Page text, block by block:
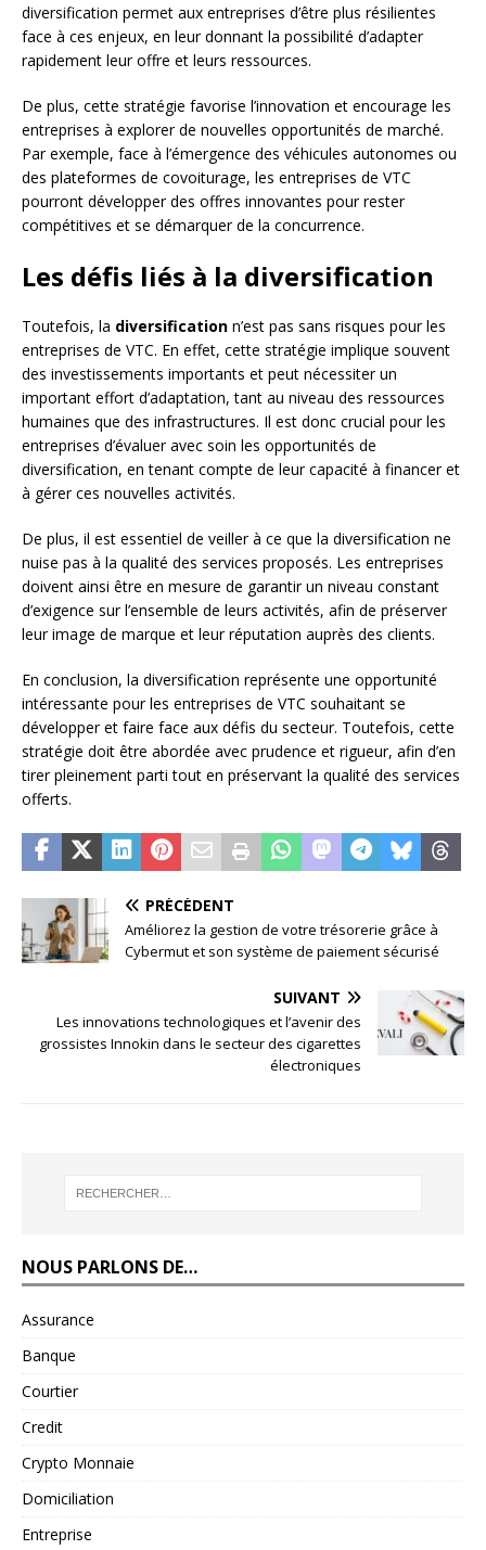
diversification permet aux entreprises d’être plus résilientes
face à ces enjeux, en leur donnant la possibilité d’adapter
rapidement leur offre et leurs ressources.
De plus, cette stratégie favorise l’innovation et encourage les
entreprises à explorer de nouvelles opportunités de marché.
Par exemple, face à l’émergence des véhicules autonomes ou
des plateformes de covoiturage, les entreprises de VTC
pourront développer des offres innovantes pour rester
compétitives et se démarquer de la concurrence.
Les défis liés à la diversification
Toutefois, la diversification n’est pas sans risques pour les
entreprises de VTC. En effet, cette stratégie implique souvent
des investissements importants et peut nécessiter un
important effort d’adaptation, tant au niveau des ressources
humaines que des infrastructures. Il est donc crucial pour les
entreprises d’évaluer avec soin les opportunités de
diversification, en tenant compte de leur capacité à financer et
à gérer ces nouvelles activités.
De plus, il est essentiel de veiller à ce que la diversification ne
nuise pas à la qualité des services proposés. Les entreprises
doivent ainsi être en mesure de garantir un niveau constant
d’exigence sur l’ensemble de leurs activités, afin de préserver
leur image de marque et leur réputation auprès des clients.
En conclusion, la diversification représente une opportunité
intéressante pour les entreprises de VTC souhaitant se
développer et faire face aux défis du secteur. Toutefois, cette
stratégie doit être abordée avec prudence et rigueur, afin d’en
tirer pleinement parti tout en préservant la qualité des services
offerts.
PRÉCÉDENT
Améliorez la gestion de votre trésorerie grâce à
Cybermut et son système de paiement sécurisé
SUIVANT
Les innovations technologiques et l’avenir des
grossistes Innokin dans le secteur des cigarettes
électroniques
NOUS PARLONS DE…
Assurance
Banque
Courtier
Credit
Crypto Monnaie
Domiciliation
Entreprise